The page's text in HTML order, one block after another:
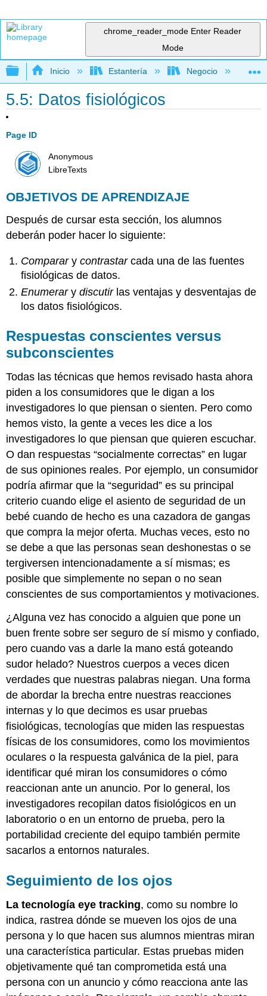
chrome_reader_mode Enter Reader
Mode
Expandir/contraer jerarquía global
Inicio Estantería Negocio
5.5: Datos fisiológicos
Page ID
Anonymous
LibreTexts
OBJETIVOS DE APRENDIZAJE
Después de cursar esta sección, los alumnos
deberán poder hacer lo siguiente:
Compararycontrastarcada una de las fuentes
fisiológicas de datos.
Enumerarydiscutirlas ventajas y desventajas de
los datos fisiológicos.
Respuestas conscientes versus
subconscientes
Todas las técnicas que hemos revisado hasta ahora
piden a los consumidores que le digan a los
investigadores lo que piensan o sienten. Pero como
hemos visto, la gente a veces les dice a los
investigadores lo que piensan que quieren escuchar.
O dan respuestas “socialmente correctas” en lugar
de sus opiniones reales. Por ejemplo, un consumidor
podría afirmar que la “seguridad” es su principal
criterio cuando elige el asiento de seguridad de un
bebé cuando de hecho es una cazadora de gangas
que compra la mejor oferta. Muchas veces, esto no
se debe a que las personas sean deshonestas o se
tergiversen intencionadamente a sí mismas; es
posible que simplemente no sepan o no sean
conscientes de sus comportamientos y motivaciones.
¿Alguna vez has conocido a alguien que pone un
buen frente sobre ser seguro de sí mismo y confiado,
pero cuando vas a darle la mano está goteando
sudor helado? Nuestros cuerpos a veces dicen
verdades que nuestras palabras niegan. Una forma
de abordar la brecha entre nuestras reacciones
internas y lo que decimos es usar pruebas
fisiológicas, tecnologías que miden las respuestas
físicas de los consumidores, como los movimientos
oculares o la respuesta galvánica de la piel, para
identificar qué miran los consumidores o cómo
reaccionan ante un anuncio. Por lo general, los
investigadores recopilan datos fisiológicos en un
laboratorio o en un entorno de prueba, pero la
portabilidad creciente del equipo también permite
sacarlos a entornos naturales.
Seguimiento de los ojos
La tecnología eye tracking, como su nombre lo
indica, rastrea dónde se mueven los ojos de una
persona y lo que hacen sus alumnos mientras miran
una característica particular. Estas pruebas miden
objetivamente qué tan comprometida está una
persona con un anuncio y cómo reacciona ante las